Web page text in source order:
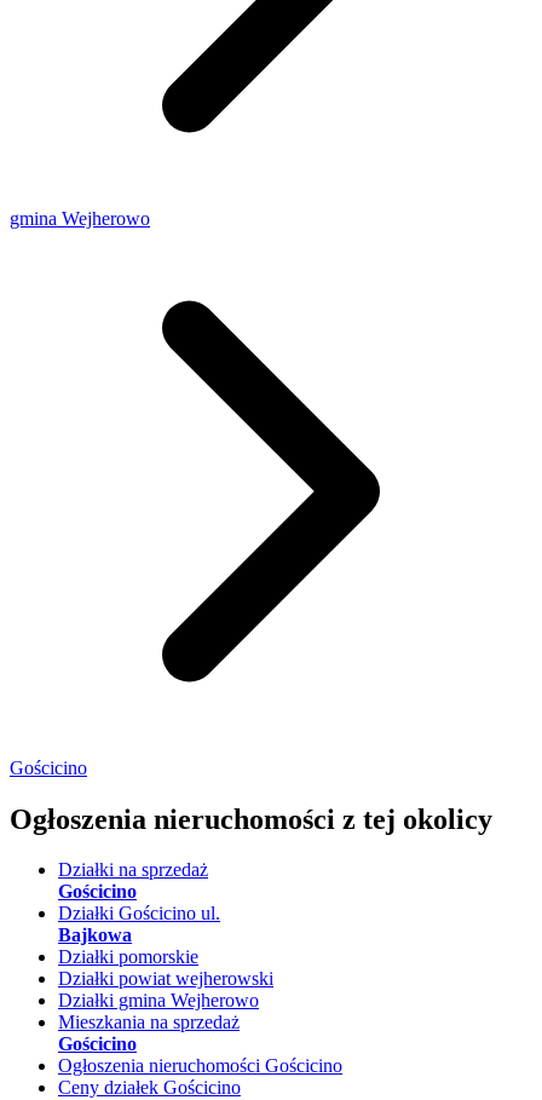
gmina Wejherowo
Gościcino
Ogłoszenia nieruchomości z tej okolicy
Działki na sprzedaż
Gościcino
Działki Gościcino ul.
Bajkowa
Działki pomorskie
Działki powiat wejherowski
Działki gmina Wejherowo
Mieszkania na sprzedaż
Gościcino
Ogłoszenia nieruchomości Gościcino
Ceny działek Gościcino